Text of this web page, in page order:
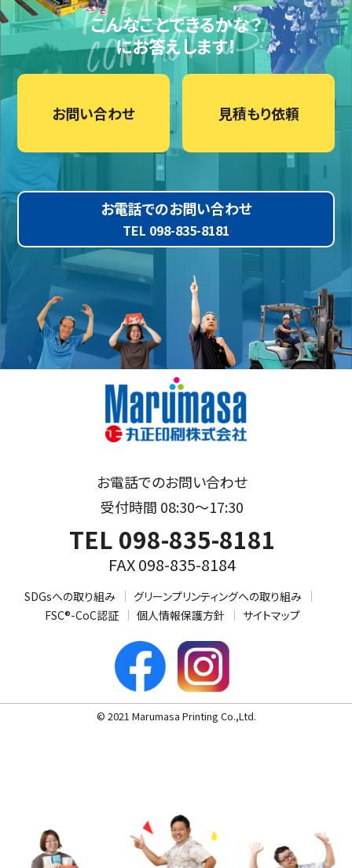
こんなことできるかな？
にお答えします！
お問い合わせ 見積もり依頼
お電話でのお問い合わせ
TEL 098-835-8181
お電話でのお問い合わせ
受付時間 08:30～17:30
TEL 098-835-8181
FAX 098-835-8184
SDGsへの取り組み
グリーンプリンティングへの取り組み
FSC®-CoC認証
個人情報保護方針 サイトマップ
© 2021 Marumasa Printing Co.,Ltd.